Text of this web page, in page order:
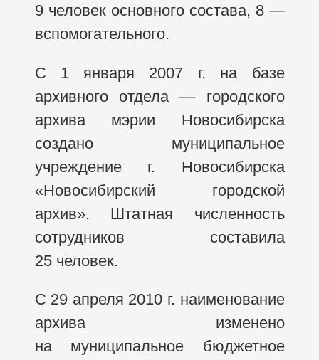
9 человек основного состава, 8 —
вспомогательного.
С 1 января 2007 г. на базе
архивного отдела — городского
архива мэрии Новосибирска
создано муниципальное
учреждение г. Новосибирска
«Новосибирский городской
архив». Штатная численность
сотрудников составила
25 человек.
С 29 апреля 2010 г. наименование
архива изменено
на муниципальное бюджетное